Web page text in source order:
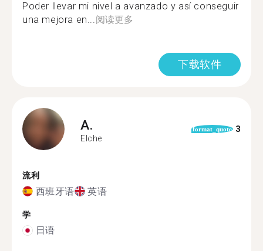
Poder llevar mi nivel a avanzado y así conseguir
una mejora en...阅读更多
下载软件
A.
Elche
format_quote 3
流利
西班牙语 英语
学
日语